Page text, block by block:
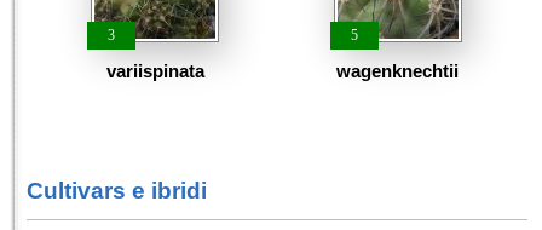
3
variispinata
5
wagenknechtii
Cultivars e ibridi